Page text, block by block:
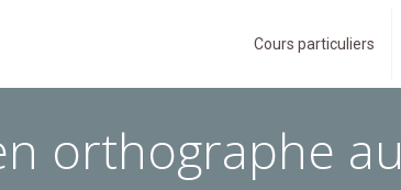
Cours particuliers
orthographe